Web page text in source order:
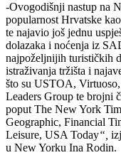
-Ovogodišnji nastup na
popularnost Hrvatske
te najavio još jednu
dolazaka i noćenja iz
najpoželjnijih turističkih
istraživanja tržišta i
što su USTOA,
Leaders Group te brojni
poput The New York
Geographic, Financial
Leisure, USA Today“,
u New Yorku Ina Rodin.